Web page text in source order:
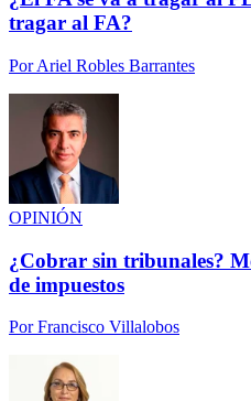
tragar al FA?
PorAriel Robles Barrantes
OPINIÓN
¿Cobrar sin tribunales?
de impuestos
PorFrancisco Villalobos